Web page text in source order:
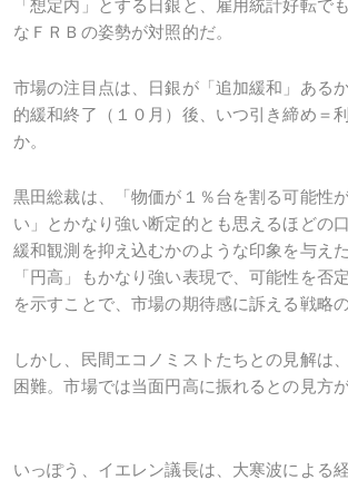
「想定内」とする日銀と、雇用統計好転で
なＦＲＢの姿勢が対照的だ。
市場の注目点は、日銀が「追加緩和」ある
的緩和終了（１０月）後、いつ引き締め＝
か。
黒田総裁は、「物価が１％台を割る可能性
い」とかなり強い断定的とも思えるほどの
緩和観測を抑え込むかのような印象を与え
「円高」もかなり強い表現で、可能性を否
を示すことで、市場の期待感に訴える戦略の
しかし、民間エコノミストたちとの見解は
困難。市場では当面円高に振れるとの見方
いっぽう、イエレン議長は、大寒波による